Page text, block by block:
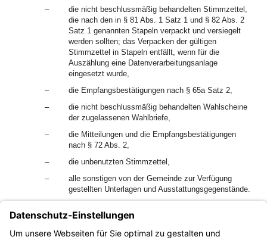
–
die nicht beschlussmäßig behandelten Stimmzettel,
die nach den in § 81 Abs. 1 Satz 1 und § 82 Abs. 2
Satz 1 genannten Stapeln verpackt und versiegelt
werden sollten; das Verpacken der gültigen
Stimmzettel in Stapeln entfällt, wenn für die
Auszählung eine Datenverarbeitungsanlage
eingesetzt wurde,
–
die Empfangsbestätigungen nach § 65a Satz 2,
–
die nicht beschlussmäßig behandelten Wahlscheine
der zugelassenen Wahlbriefe,
–
die Mitteilungen und die Empfangsbestätigungen
nach § 72 Abs. 2,
–
die unbenutzten Stimmzettel,
–
alle sonstigen von der Gemeinde zur Verfügung
gestellten Unterlagen und Ausstattungsgegenstände.
4Bei Landkreiswahlen prüft die Gemeinde vor der
Weiterleitung an die Wahlleiterin oder den Wahlleiter für die
Landkreiswahlen auch, ob die Niederschriften vollständig